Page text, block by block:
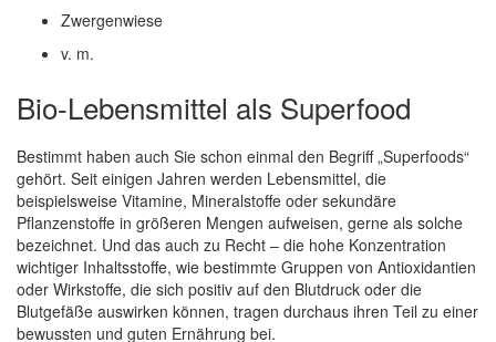
Zwergenwiese
v. m.
Bio-Lebensmittel als Superfood
Bestimmt haben auch Sie schon einmal den Begriff „Superfoods“
gehört. Seit einigen Jahren werden Lebensmittel, die
beispielsweise Vitamine, Mineralstoffe oder sekundäre
Pflanzenstoffe in größeren Mengen aufweisen, gerne als solche
bezeichnet. Und das auch zu Recht – die hohe Konzentration
wichtiger Inhaltsstoffe, wie bestimmte Gruppen von Antioxidantien
oder Wirkstoffe, die sich positiv auf den Blutdruck oder die
Blutgefäße auswirken können, tragen durchaus ihren Teil zu einer
bewussten und guten Ernährung bei.